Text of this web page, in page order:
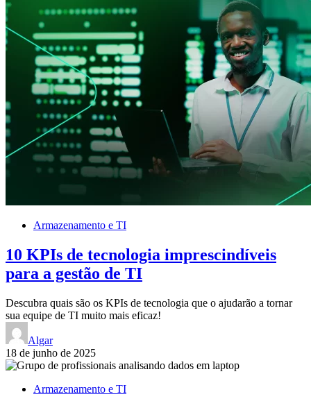
Armazenamento e TI
10 KPIs de tecnologia imprescindíveis
para a gestão de TI
Descubra quais são os KPIs de tecnologia que o ajudarão a tornar
sua equipe de TI muito mais eficaz!
Algar
18 de junho de 2025
Armazenamento e TI